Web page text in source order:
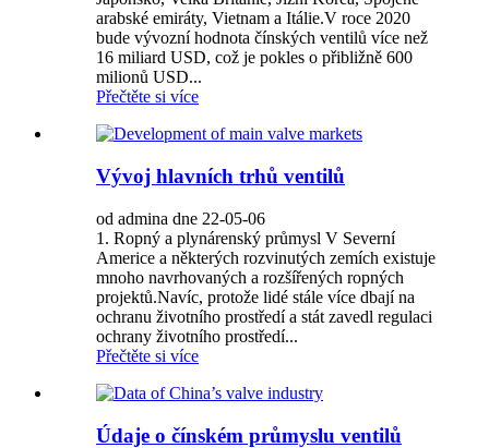
arabské emiráty, Vietnam a Itálie.V roce 2020
bude vývozní hodnota čínských ventilů více než
16 miliard USD, což je pokles o přibližně 600
milionů USD...
Přečtěte si více
Vývoj hlavních trhů ventilů
od admina dne 22-05-06
1. Ropný a plynárenský průmysl V Severní
Americe a některých rozvinutých zemích existuje
mnoho navrhovaných a rozšířených ropných
projektů.Navíc, protože lidé stále více dbají na
ochranu životního prostředí a stát zavedl regulaci
ochrany životního prostředí...
Přečtěte si více
Údaje o čínském průmyslu ventilů